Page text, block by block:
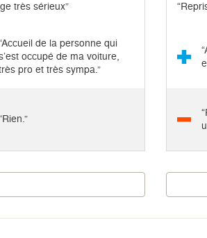
très sérieux”
de la personne qui
occupé de ma voiture,
pro et très sympa.”